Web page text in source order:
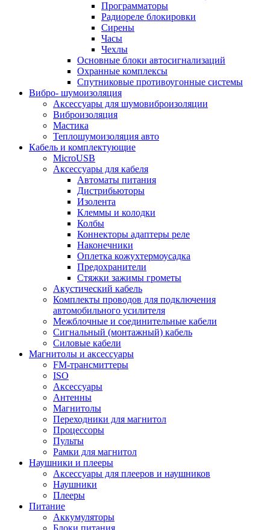
Программаторы
Радиореле блокировки
Сирены
Часы
Чехлы
Основные блоки автосигнализаций
Охранные комплексы
Спутниковые противоугонные системы
Вибро- шумоизоляция
Аксессуары для шумовиброизоляции
Виброизоляция
Мастика
Теплошумоизоляция авто
Кабель и комплектующие
MicroUSB
Аксессуары для кабеля
Автоматы питания
Дистрибьюторы
Изолента
Клеммы и колодки
Колбы
Коннекторы адаптеры реле
Наконечники
Оплетка кожухтермоусадка
Предохранители
Стяжки зажимы грометы
Акустический кабель
Комплекты проводов для подключения
автомобильного усилителя
Межблочные и соединительные кабели
Сигнальный (монтажный) кабель
Силовые кабели
Магнитолы и аксессуары
FM-трансмиттеры
ISO
Аксессуары
Антенны
Магнитолы
Переходники для магнитол
Процессоры
Пульты
Рамки для магнитол
Наушники и плееры
Аксессуары для плееров и наушников
Наушники
Плееры
Питание
Аккумуляторы
Блоки питания